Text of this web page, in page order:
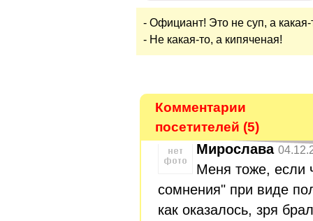
- Официант! Это не суп, а какая-
- Не какая-то, а кипяченая!
Комментарии
посетителей (5)
Мирослава
Меня тоже, если
сомнения" при виде
как оказалось, зря